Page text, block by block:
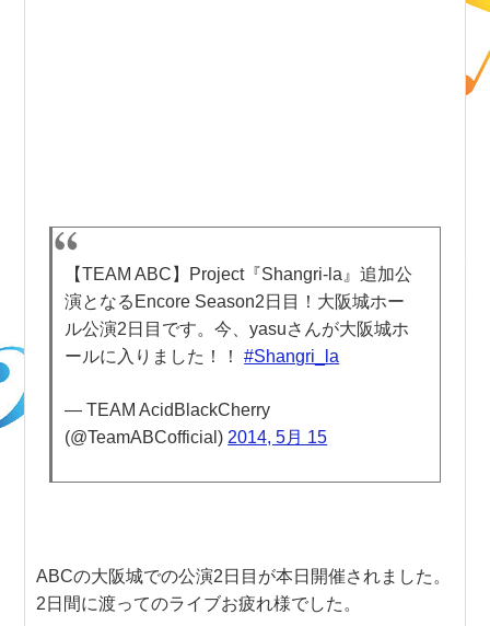
【TEAM ABC】Project『Shangri-la』追加公
演となるEncore Season2日目！大阪城ホー
ル公演2日目です。今、yasuさんが大阪城ホ
ールに入りました！！#Shangri_la
— TEAM AcidBlackCherry
(@TeamABCofficial) 2014, 5月 15
ABCの大阪城での公演2日目が本日開催されました。
2日間に渡ってのライブお疲れ様でした。